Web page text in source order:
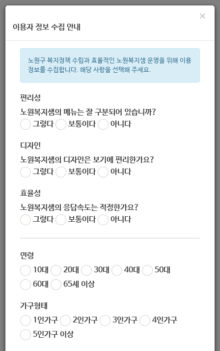
주간 인기검색어
한눈으로 보는 복지 정보
×
이용자 정보 수집 안내
노원구 복지정책 수립과 효율적인 노원복지샘 운영을 위해 이용
정보를 수집합니다. 해당 사항을 선택해 주세요.
편리성
노원복지샘의 메뉴는 잘 구분되어 있습니까?
그렇다
보통이다 아니다
디자인
노원복지샘의 디자인은 보기에 편리한가요?
그렇다
보통이다 아니다
효율성
노원복지샘의 응답속도는 적정한가요?
그렇다
보통이다 아니다
연령
10대
20대 30대 40대
50대
60대
65세 이상
가구형태
1인가구
2인가구 3인가구
4인가구
5인가구 이상
[서울시여성가족재단] (재공고) 서울시여성가족재단 NGO센터
입주 단체 모집
작성자 노원 복지샘
작성일 2020-12-11 13:35
서울특별시 여성가족재단 공고 제2020-108호
국내 여성 교류 및 여성 단체의 사업 활성화 지원을 위해 NGO